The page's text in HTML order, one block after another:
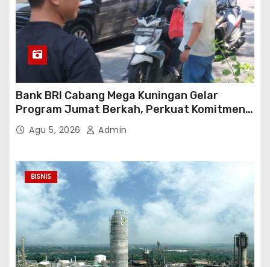
Bank BRI Cabang Mega Kuningan Gelar
Program Jumat Berkah, Perkuat Komitmen
untuk Saling Berbagai Kepada Masyarakat
Sekitar Kawasan Mega Kuningan
Agu 5, 2026 Admin
BISNIS